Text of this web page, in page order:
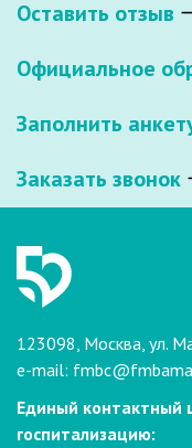
Оставить отзыв
Официальное
Заполнить
Заказать звонок
123098, Москва, ул.
e-mail:
Единый контактный
госпитализацию: